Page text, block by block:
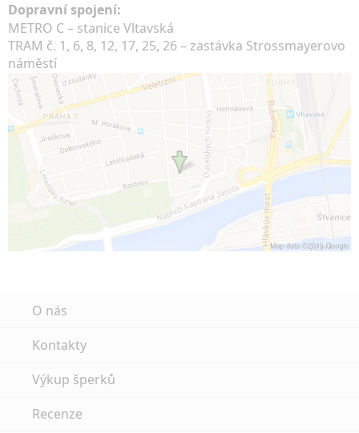
Dopravní spojení:
METRO C – stanice Vltavská
TRAM č. 1, 6, 8, 12, 17, 25, 26 – zastávka Strossmayerovo
náměstí
O nás
Kontakty
Výkup šperků
Recenze